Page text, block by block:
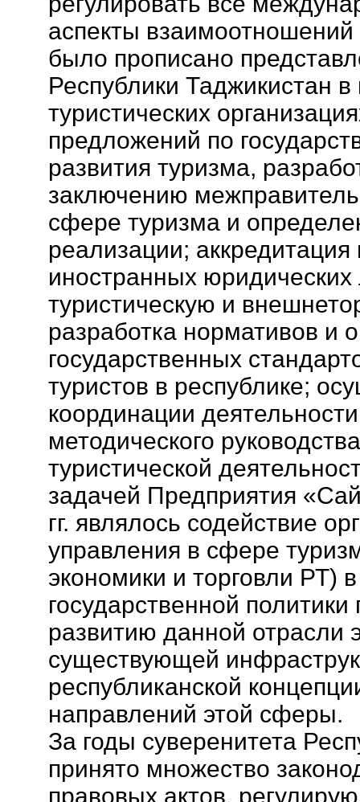
аспекты взаимоотношений
было прописано
Республики Таджикистан
туристических
предложений по
развития туризма,
заключению
сфере туризма и
реализации; аккредитация
иностранных
туристическую и
разработка нормативов и
государственных
туристов в республике;
координации
методического
туристической
задачей Предприятия
гг. являлось содействие
управления в сфере
экономики и торговли РТ)
государственной
развитию данной отрасли
существующей
республиканской
направлений этой сферы.
За годы суверенитета
принято множество
правовых актов,